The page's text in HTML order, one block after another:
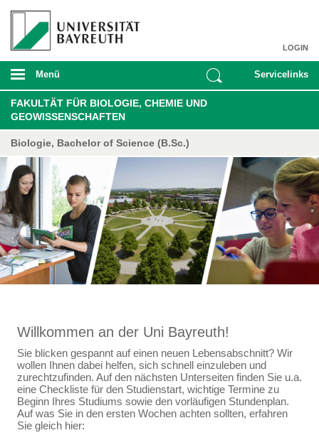
LOGIN
Menü Servicelinks
FAKULTÄT FÜR BIOLOGIE, CHEMIE UND
GEOWISSENSCHAFTEN
Biologie, Bachelor of Science (B.Sc.)
Willkommen an der Uni Bayreuth!
Sie blicken gespannt auf einen neuen Lebensabschnitt? Wir
wollen Ihnen dabei helfen, sich schnell einzuleben und
zurechtzufinden. Auf den nächsten Unterseiten finden Sie u.a.
eine Checkliste für den Studienstart, wichtige Termine zu
Beginn Ihres Studiums sowie den vorläufigen Stundenplan.
Auf was Sie in den ersten Wochen achten sollten, erfahren
Sie gleich hier: